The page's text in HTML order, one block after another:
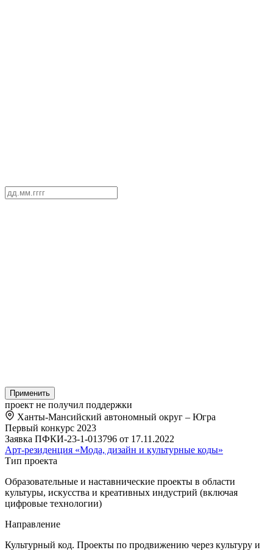
Применить
проект не получил поддержки
Ханты-Мансийский автономный округ – Югра
Первый конкурс 2023
Заявка ПФКИ-23-1-013796 от 17.11.2022
Арт-резиденция «Мода, дизайн и культурные коды»
Тип проекта
Образовательные и наставнические проекты в области
культуры, искусства и креативных индустрий (включая
цифровые технологии)
Направление
Культурный код. Проекты по продвижению через культуру и